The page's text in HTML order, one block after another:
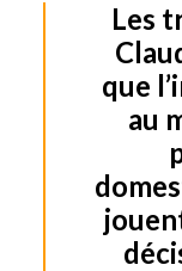
Les
que
au